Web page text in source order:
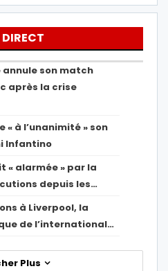
DIRECT
annule son match
après la crise
« à l’unanimité » son
Infantino
« alarmée » par la
depuis les…
à Liverpool, la
de l’international…
Plus